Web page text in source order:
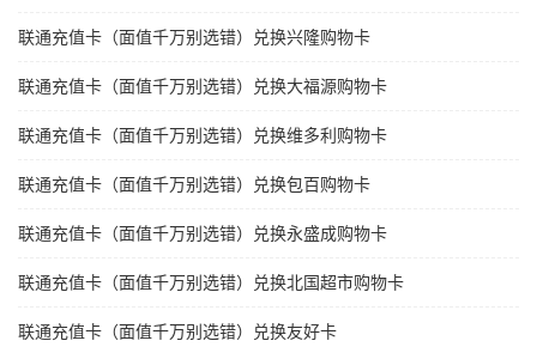
联通充值卡（面值千万别选错）兑换兴隆购物卡
联通充值卡（面值千万别选错）兑换大福源购物卡
联通充值卡（面值千万别选错）兑换维多利购物卡
联通充值卡（面值千万别选错）兑换包百购物卡
联通充值卡（面值千万别选错）兑换永盛成购物卡
联通充值卡（面值千万别选错）兑换北国超市购物卡
联通充值卡（面值千万别选错）兑换友好卡